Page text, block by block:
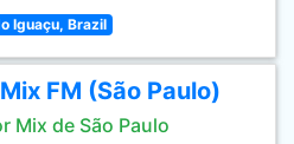
Iguaçu, Brazil
FM (São Paulo)
Mix de São Paulo